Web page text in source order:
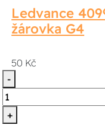
Ledvance
žárovka G4
50 Kč
-
+